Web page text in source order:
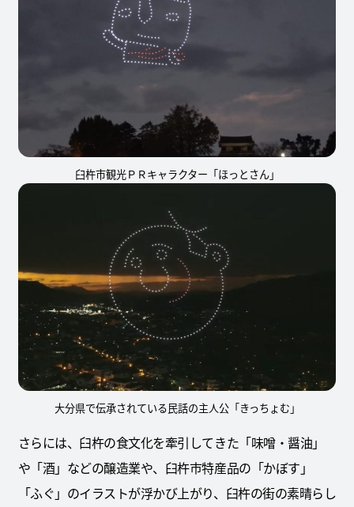
臼杵市観光ＰＲキャラクター「ほっとさん」
大分県で伝承されている民話の主人公「きっちょむ」
さらには、臼杵の食文化を牽引してきた「味噌・醤油」
や「酒」などの醸造業や、臼杵市特産品の「かぼす」
「ふぐ」のイラストが浮かび上がり、臼杵の街の素晴らし